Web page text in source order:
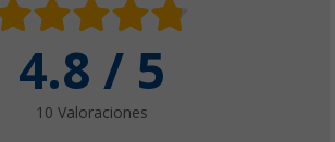
4.8 / 5
10 Valoraciones